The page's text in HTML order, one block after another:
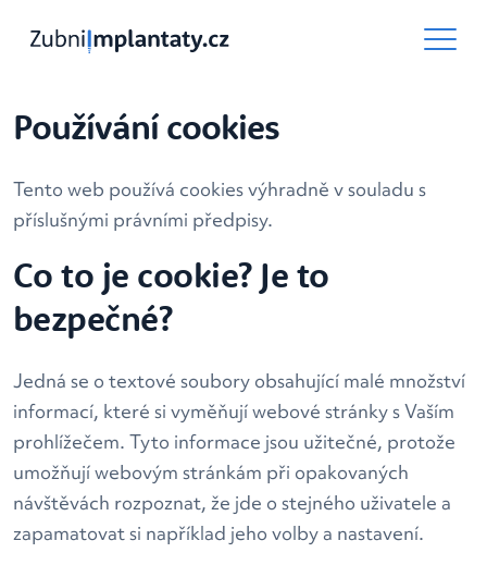
Používání cookies
Tento web používá cookies výhradně v souladu s
příslušnými právními předpisy.
Co to je cookie? Je to
bezpečné?
Jedná se o textové soubory obsahující malé množství
informací, které si vyměňují webové stránky s Vaším
prohlížečem. Tyto informace jsou užitečné, protože
umožňují webovým stránkám při opakovaných
návštěvách rozpoznat, že jde o stejného uživatele a
zapamatovat si například jeho volby a nastavení.